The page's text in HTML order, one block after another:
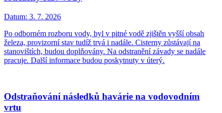
Datum: 3. 7. 2026
Po odborném rozboru vody, byl v pitné vodě zjištěn vyšší obsah
železa, provizorní stav tudíž trvá i nadále. Cisterny zůstávají na
stanovištích, budou doplňovány. Na odstranění závady se nadále
pracuje. Další informace budou poskytnuty v úterý.
Odstraňování následků havárie na vodovodním
vrtu